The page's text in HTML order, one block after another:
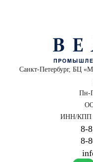
Санкт-Петербург, БЦ
Пн-
ИНН/КПП